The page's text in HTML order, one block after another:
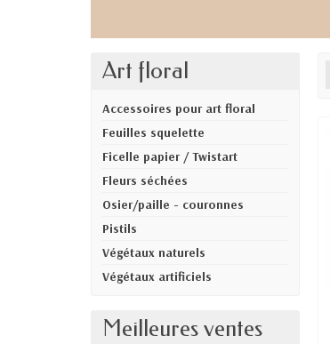
Art floral
Accessoires pour art floral
Feuilles squelette
Ficelle papier / Twistart
Fleurs séchées
Osier/paille - couronnes
Pistils
Végétaux naturels
Végétaux artificiels
Meilleures ventes